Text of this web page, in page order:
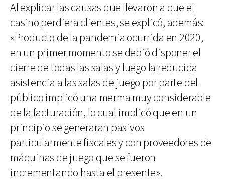
Al explicar las causas que llevaron a que el
casino perdiera clientes, se explicó, además:
«Producto de la pandemia ocurrida en 2020,
en un primer momento se debió disponer el
cierre de todas las salas y luego la reducida
asistencia a las salas de juego por parte del
público implicó una merma muy considerable
de la facturación, lo cual implicó que en un
principio se generaran pasivos
particularmente fiscales y con proveedores de
máquinas de juego que se fueron
incrementando hasta el presente».